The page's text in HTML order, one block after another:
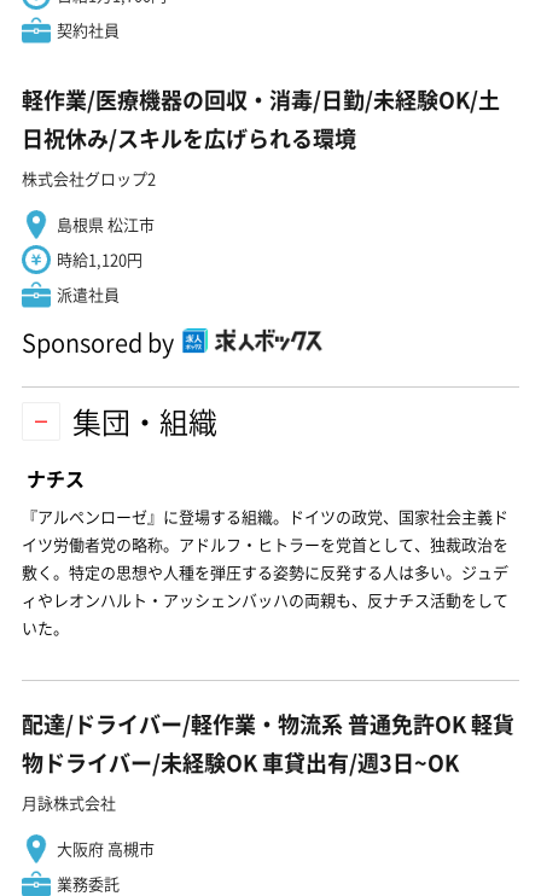
契約社員
軽作業/医療機器の回収・消毒/日勤/未経験OK/土
日祝休み/スキルを広げられる環境
株式会社グロップ2
島根県 松江市
時給1,120円
派遣社員
Sponsored by
集団・組織
ナチス
『アルペンローゼ』に登場する組織。ドイツの政党、国家社会主義ド
イツ労働者党の略称。アドルフ・ヒトラーを党首として、独裁政治を
敷く。特定の思想や人種を弾圧する姿勢に反発する人は多い。ジュデ
ィやレオンハルト・アッシェンバッハの両親も、反ナチス活動をして
いた。
配達/ドライバー/軽作業・物流系 普通免許OK 軽貨
物ドライバー/未経験OK 車貸出有/週3日~OK
月詠株式会社
大阪府 高槻市
業務委託